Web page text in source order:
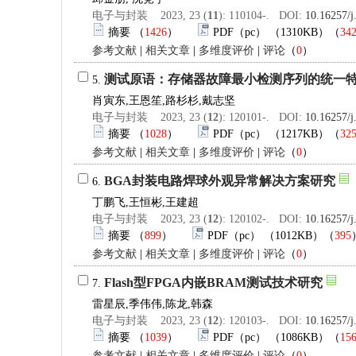
电子与封装 2023, 23 (11): 110104-. DOI: 10.16257/
摘要 （ 1426） PDF（pc） （1310KB）（342
参考文献
相关文章 多维度评价 评论 （0）
5. 测试原语：存储器故障最小检测序列的统一
肖寅东,王恩笙,路杉杉,戴志坚
电子与封装 2023, 23 (12): 120101-. DOI: 10.16257/
摘要 （ 1028） PDF（pc） （1217KB）（325
参考文献
相关文章 多维度评价 评论 （0）
6. BGA封装电路焊球外观异常解决方案研究
丁鹏飞,王恒彬,王建超
电子与封装 2023, 23 (12): 120102-. DOI: 10.16257/
摘要 （899） PDF（pc） （1012KB）（395
参考文献
相关文章 多维度评价 评论 （0）
7. Flash型FPGA内嵌BRAM测试技术研究
雷星辰,季伟伟,陈龙,韩森
电子与封装 2023, 23 (12): 120103-. DOI: 10.16257/
摘要 （ 1039） PDF（pc） （1086KB）（ 156